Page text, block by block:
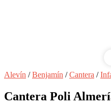
Alevín /Benjamín /Cantera /
Cantera Poli